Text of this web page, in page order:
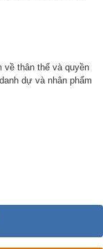
về thân thể và quyền
dự và nhân phẩm